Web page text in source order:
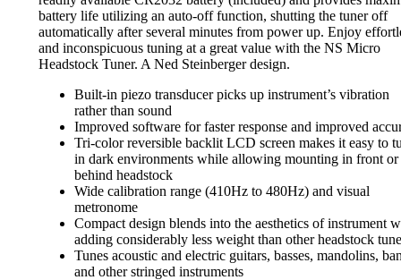
battery life utilizing an auto-off function, shutting the tuner off
automatically after several minutes from power up. Enjoy
and inconspicuous tuning at a great value with the NS Micro
Headstock Tuner. A Ned Steinberger design.
Built-in piezo transducer picks up instrument’s vibration
rather than sound
Improved software for faster response and improved
Tri-color reversible backlit LCD screen makes it easy to
in dark environments while allowing mounting in front or
behind headstock
Wide calibration range (410Hz to 480Hz) and visual
metronome
Compact design blends into the aesthetics of instrument
adding considerably less weight than other headstock
Tunes acoustic and electric guitars, basses, mandolins,
and other stringed instruments